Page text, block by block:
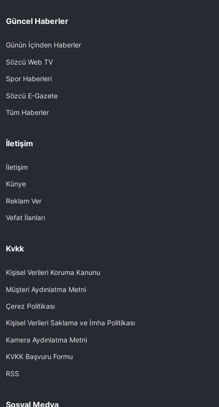
Güncel Haberler
Günün İçinden Haberler
Sözcü Web TV
Spor Haberleri
Sözcü E-Gazete
Tüm Haberler
İletişim
İletişim
Künye
Reklam Ver
Vefat İlanları
Kvkk
Kişisel Verileri Koruma Kanunu
Müşteri Aydınlatma Metni
Çerez Politikası
Kişisel Verileri Saklama ve İmha Politikası
Kamera Aydınlatma Metni
KVKK Başvuru Formu
RSS
Sosyal Medya